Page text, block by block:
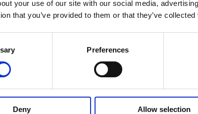
your use of our site with our social media,
that you’ve provided to them or that they’ve
Preferences
Deny Allow selection
Av småföretagare, för
småföretagaranpassade
försäkringspaket och mycket mer. Vi
soloföretagare och små företag med
verkligheten ser ut.